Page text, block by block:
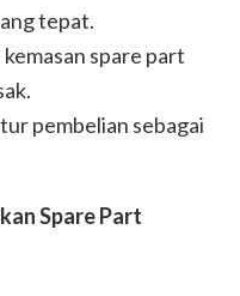
tepat.
kemasan spare part
pembelian sebagai
Spare Part